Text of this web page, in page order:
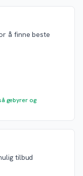
å finne beste
gebyrer og
tilbud